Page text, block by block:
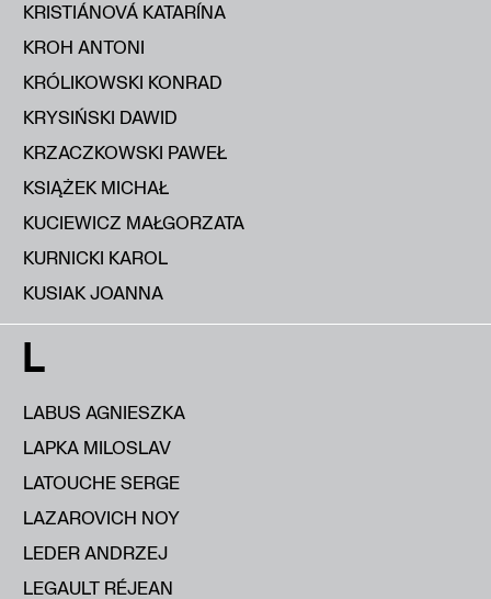
KRISTIÁNOVÁ KATARÍNA
KROH ANTONI
KRÓLIKOWSKI KONRAD
KRYSIŃSKI DAWID
KRZACZKOWSKI PAWEŁ
KSIĄŻEK MICHAŁ
KUCIEWICZ MAŁGORZATA
KURNICKI KAROL
KUSIAK JOANNA
L
LABUS AGNIESZKA
LAPKA MILOSLAV
LATOUCHE SERGE
LAZAROVICH NOY
LEDER ANDRZEJ
LEGAULT RÉJEAN